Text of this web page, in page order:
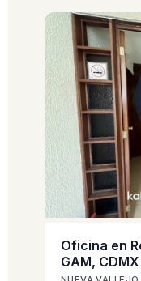
Oficina en
GAM, CDMX